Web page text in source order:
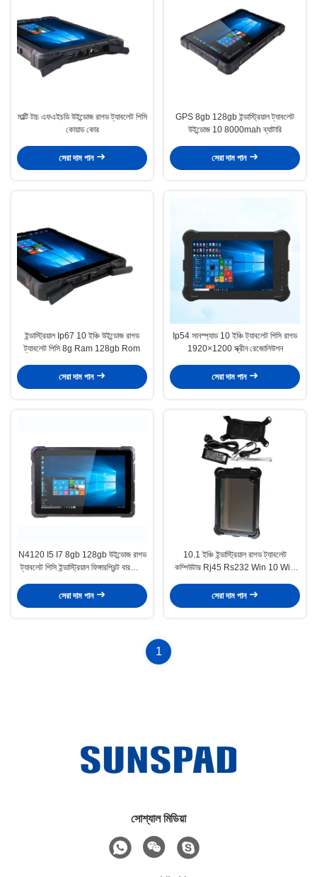
মাল্টি টাচ এফএইচডি উইন্ডোজ রাগড ট্যাবলেট পিসি
কোয়াড কোর
সেরা দাম পান
GPS 8gb 128gb ইন্ডাস্ট্রিয়াল ট্যাবলেট
উইন্ডোজ 10 8000mah ব্যাটারি
সেরা দাম পান
ইন্ডাস্ট্রিয়াল Ip67 10 ইঞ্চি উইন্ডোজ রাগড
ট্যাবলেট পিসি 8g Ram 128gb Rom
সেরা দাম পান
Ip54 সানস্প্যাড 10 ইঞ্চি ট্যাবলেট পিসি রাগড
1920×1200 স্ক্রীন রেজোলিউশন
সেরা দাম পান
N4120 I5 I7 8gb 128gb উইন্ডোজ রাগড
ট্যাবলেট পিসি ইন্ডাস্ট্রিয়াল ফিঙ্গারপ্রিন্ট বারকোড
সেরা দাম পান
10.1 ইঞ্চি ইন্ডাস্ট্রিয়াল রাগড ট্যাবলেট
কম্পিউটার Rj45 Rs232 Win 10 Win
সেরা দাম পান
1
সোশ্যাল মিডিয়া